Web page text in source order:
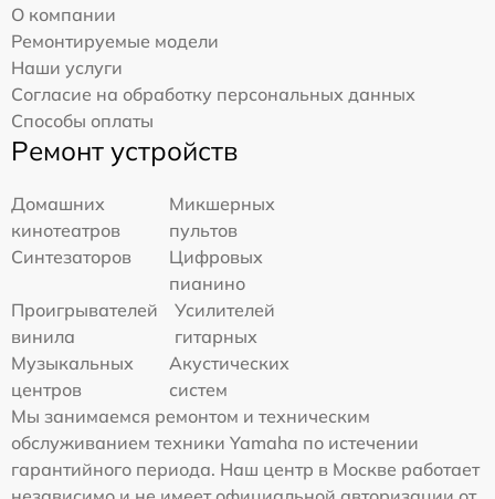
О компании
Ремонтируемые модели
Наши услуги
Согласие на обработку персональных данных
Способы оплаты
Ремонт устройств
Домашних
кинотеатров
Микшерных
пультов
Синтезаторов
Цифровых
пианино
Проигрывателей
винила
Усилителей
гитарных
Музыкальных
центров
Акустических
систем
Мы занимаемся ремонтом и техническим
обслуживанием техники Yamaha по истечении
гарантийного периода. Наш центр в Москве работает